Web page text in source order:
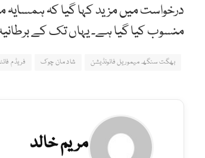
درخواست میں مزید کہا گیا کہ ہمسایہ
منسوب کیا گیا ہے۔ یہاں تک کے
بھگت سنگھ میموریل فائونڈیشن شاد مان چوک فریڈم
مریم خالد